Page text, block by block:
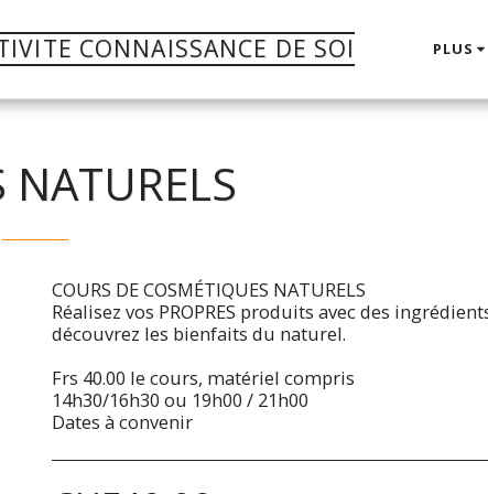
CONNAISSANCE DE SOI PLUS
NATURELS
COURS DE COSMÉTIQUES NATURELS
Réalisez vos PROPRES produits avec des
découvrez les bienfaits du naturel.
Frs 40.00 le cours, matériel compris
14h30/16h30 ou 19h00 / 21h00
Dates à convenir